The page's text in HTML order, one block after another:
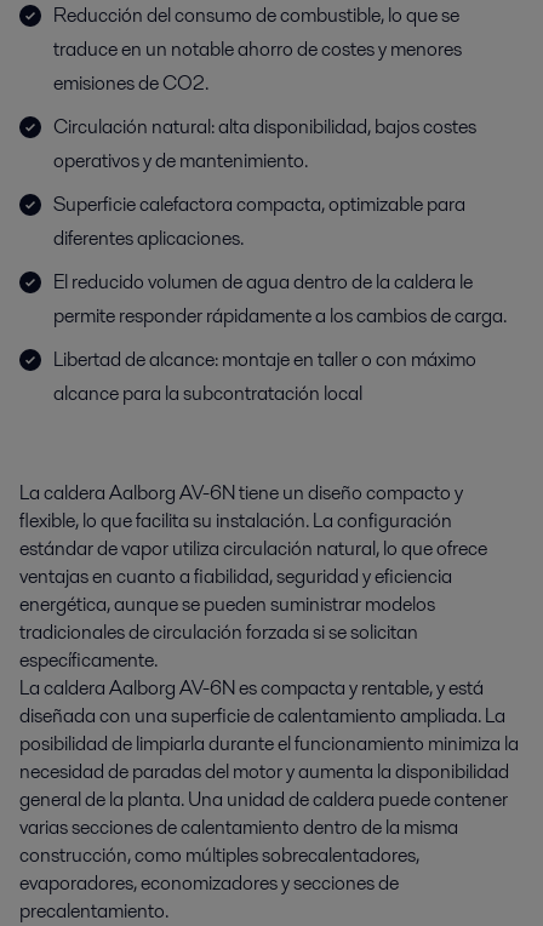
Reducción del consumo de combustible, lo que se
traduce en un notable ahorro de costes y menores
emisiones de CO2.
Circulación natural: alta disponibilidad, bajos costes
operativos y de mantenimiento.
Superficie calefactora compacta, optimizable para
diferentes aplicaciones.
El reducido volumen de agua dentro de la caldera le
permite responder rápidamente a los cambios de carga.
Libertad de alcance: montaje en taller o con máximo
alcance para la subcontratación local
La caldera Aalborg AV-6N tiene un diseño compacto y
flexible, lo que facilita su instalación. La configuración
estándar de vapor utiliza circulación natural, lo que ofrece
ventajas en cuanto a fiabilidad, seguridad y eficiencia
energética, aunque se pueden suministrar modelos
tradicionales de circulación forzada si se solicitan
específicamente.
La caldera Aalborg AV-6N es compacta y rentable, y está
diseñada con una superficie de calentamiento ampliada. La
posibilidad de limpiarla durante el funcionamiento minimiza la
necesidad de paradas del motor y aumenta la disponibilidad
general de la planta. Una unidad de caldera puede contener
varias secciones de calentamiento dentro de la misma
construcción, como múltiples sobrecalentadores,
evaporadores, economizadores y secciones de
precalentamiento.